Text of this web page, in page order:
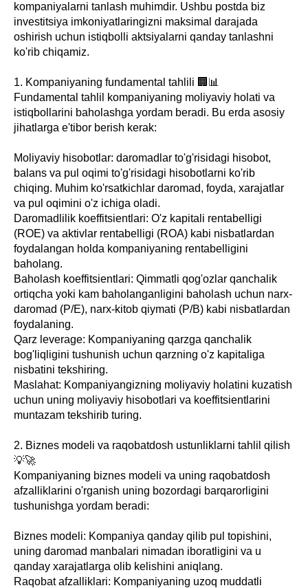
kompaniyalarni tanlash muhimdir. Ushbu postda biz
investitsiya imkoniyatlaringizni maksimal darajada
oshirish uchun istiqbolli aktsiyalarni qanday tanlashni
ko'rib chiqamiz.
1. Kompaniyaning fundamental tahlili 🏢📊
Fundamental tahlil kompaniyaning moliyaviy holati va
istiqbollarini baholashga yordam beradi. Bu erda asosiy
jihatlarga e'tibor berish kerak:
Moliyaviy hisobotlar: daromadlar to'g'risidagi hisobot,
balans va pul oqimi to'g'risidagi hisobotlarni ko'rib
chiqing. Muhim ko'rsatkichlar daromad, foyda, xarajatlar
va pul oqimini o'z ichiga oladi.
Daromadlilik koeffitsientlari: O'z kapitali rentabelligi
(ROE) va aktivlar rentabelligi (ROA) kabi nisbatlardan
foydalangan holda kompaniyaning rentabelligini
baholang.
Baholash koeffitsientlari: Qimmatli qog'ozlar qanchalik
ortiqcha yoki kam baholanganligini baholash uchun narx-
daromad (P/E), narx-kitob qiymati (P/B) kabi nisbatlardan
foydalaning.
Qarz leverage: Kompaniyaning qarzga qanchalik
bog'liqligini tushunish uchun qarzning o'z kapitaliga
nisbatini tekshiring.
Maslahat: Kompaniyangizning moliyaviy holatini kuzatish
uchun uning moliyaviy hisobotlari va koeffitsientlarini
muntazam tekshirib turing.
2. Biznes modeli va raqobatdosh ustunliklarni tahlil qilish
💡🚀
Kompaniyaning biznes modeli va uning raqobatdosh
afzalliklarini o'rganish uning bozordagi barqarorligini
tushunishga yordam beradi:
Biznes modeli: Kompaniya qanday qilib pul topishini,
uning daromad manbalari nimadan iboratligini va u
qanday xarajatlarga olib kelishini aniqlang.
Raqobat afzalliklari: Kompaniyaning uzoq muddatli